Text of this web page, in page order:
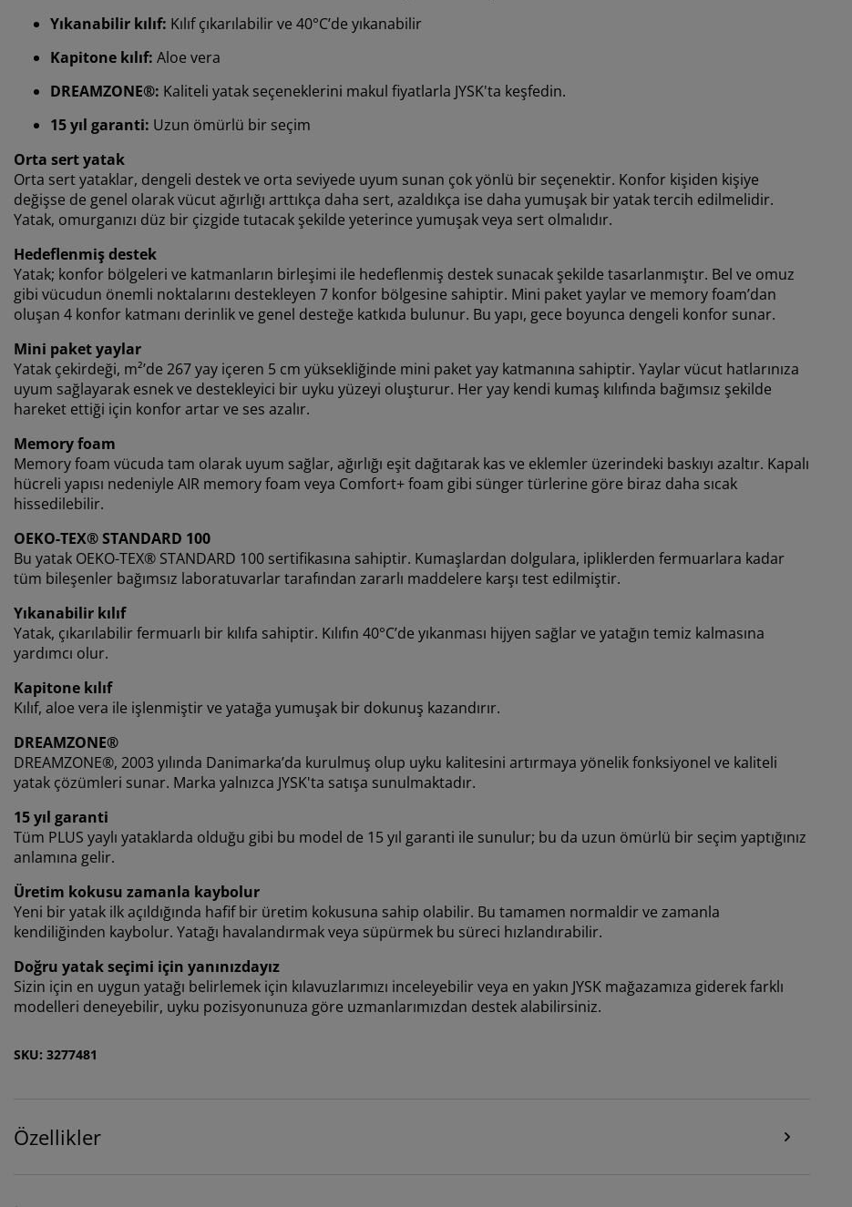
Yıkanabilir kılıf: Kılıf çıkarılabilir ve 40°C’de yıkanabilir
Kapitone kılıf: Aloe vera
DREAMZONE®: Kaliteli yatak seçeneklerini makul fiyatlarla JYSK'ta keşfedin.
15 yıl garanti: Uzun ömürlü bir seçim
Orta sert yatak
Orta sert yataklar, dengeli destek ve orta seviyede uyum sunan çok yönlü bir seçenektir. Konfor kişiden kişiye
değişse de genel olarak vücut ağırlığı arttıkça daha sert, azaldıkça ise daha yumuşak bir yatak tercih edilmelidir.
Yatak, omurganızı düz bir çizgide tutacak şekilde yeterince yumuşak veya sert olmalıdır.
Hedeflenmiş destek
Yatak; konfor bölgeleri ve katmanların birleşimi ile hedeflenmiş destek sunacak şekilde tasarlanmıştır. Bel ve omuz
gibi vücudun önemli noktalarını destekleyen 7 konfor bölgesine sahiptir. Mini paket yaylar ve memory foam’dan
oluşan 4 konfor katmanı derinlik ve genel desteğe katkıda bulunur. Bu yapı, gece boyunca dengeli konfor sunar.
Mini paket yaylar
Yatak çekirdeği, m²’de 267 yay içeren 5 cm yüksekliğinde mini paket yay katmanına sahiptir. Yaylar vücut hatlarınıza
uyum sağlayarak esnek ve destekleyici bir uyku yüzeyi oluşturur. Her yay kendi kumaş kılıfında bağımsız şekilde
hareket ettiği için konfor artar ve ses azalır.
Memory foam
Memory foam vücuda tam olarak uyum sağlar, ağırlığı eşit dağıtarak kas ve eklemler üzerindeki baskıyı azaltır. Kapalı
hücreli yapısı nedeniyle AIR memory foam veya Comfort+ foam gibi sünger türlerine göre biraz daha sıcak
hissedilebilir.
OEKO-TEX® STANDARD 100
Bu yatak OEKO-TEX® STANDARD 100 sertifikasına sahiptir. Kumaşlardan dolgulara, ipliklerden fermuarlara kadar
tüm bileşenler bağımsız laboratuvarlar tarafından zararlı maddelere karşı test edilmiştir.
Yıkanabilir kılıf
Yatak, çıkarılabilir fermuarlı bir kılıfa sahiptir. Kılıfın 40°C’de yıkanması hijyen sağlar ve yatağın temiz kalmasına
yardımcı olur.
Kapitone kılıf
Kılıf, aloe vera ile işlenmiştir ve yatağa yumuşak bir dokunuş kazandırır.
DREAMZONE®
DREAMZONE®, 2003 yılında Danimarka’da kurulmuş olup uyku kalitesini artırmaya yönelik fonksiyonel ve kaliteli
yatak çözümleri sunar. Marka yalnızca JYSK'ta satışa sunulmaktadır.
15 yıl garanti
Tüm PLUS yaylı yataklarda olduğu gibi bu model de 15 yıl garanti ile sunulur; bu da uzun ömürlü bir seçim yaptığınız
anlamına gelir.
Üretim kokusu zamanla kaybolur
Yeni bir yatak ilk açıldığında hafif bir üretim kokusuna sahip olabilir. Bu tamamen normaldir ve zamanla
kendiliğinden kaybolur. Yatağı havalandırmak veya süpürmek bu süreci hızlandırabilir.
Doğru yatak seçimi için yanınızdayız
Sizin için en uygun yatağı belirlemek için kılavuzlarımızı inceleyebilir veya en yakın JYSK mağazamıza giderek farklı
modelleri deneyebilir, uyku pozisyonunuza göre uzmanlarımızdan destek alabilirsiniz.
SKU: 3277481
Özellikler